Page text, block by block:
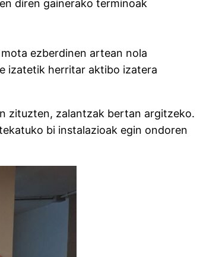
diren gainerako terminoak
ezberdinen artean nola
izatetik herritar aktibo izatera
zituzten, zalantzak bertan argitzeko.
bi instalazioak egin ondoren